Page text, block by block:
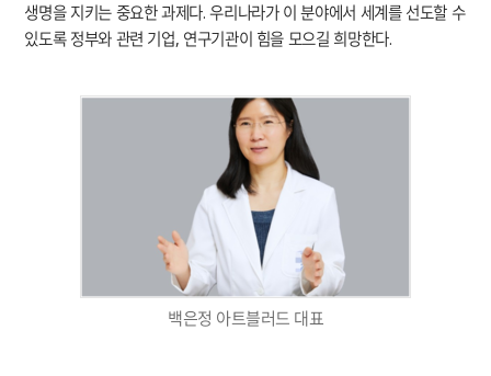
생명을 지키는 중요한 과제다. 우리나라가 이 분야에서 세계를 선도할 수
있도록 정부와 관련 기업, 연구기관이 힘을 모으길 희망한다.
백은정 아트블러드 대표